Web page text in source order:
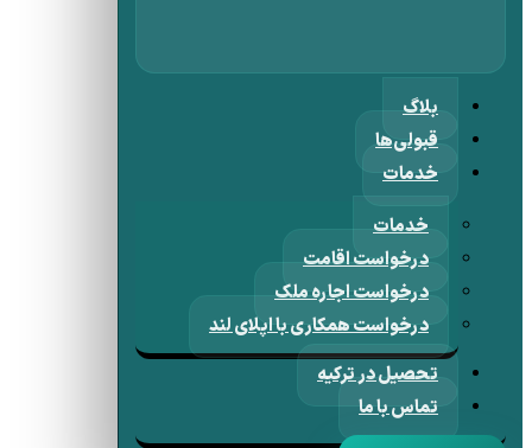
بلاگ
قبولی‌ها
خدمات
خدمات
درخواست اقامت
درخواست اجاره ملک
درخواست همکاری با اپلای لند
تحصیل در ترکیه
تماس با ما